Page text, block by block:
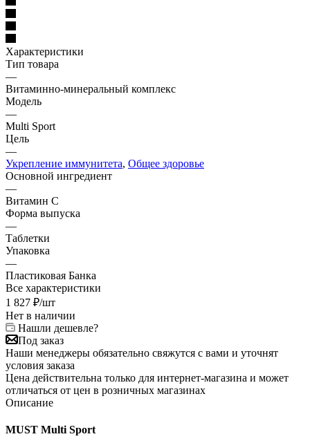
Характеристики
Тип товара
—
Витаминно-минеральный комплекс
Модель
—
Multi Sport
Цель
—
Укрепление иммунитета, Общее здоровье
Основной ингредиент
—
Витамин С
Форма выпуска
—
Таблетки
Упаковка
—
Пластиковая Банка
Все характеристики
1 827 ₽/шт
Нет в наличии
Нашли дешевле?
Под заказ
Наши менеджеры обязательно свяжутся с вами и уточнят
условия заказа
Цена действительна только для интернет-магазина и может
отличаться от цен в розничных магазинах
Описание
MUST Multi Sport